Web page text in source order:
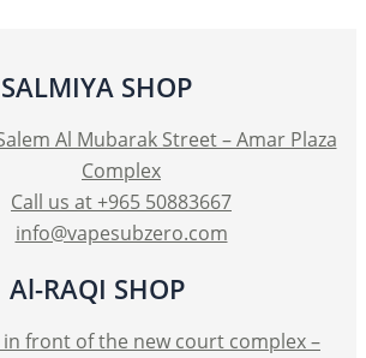
SALMIYA SHOP
Al Mubarak Street – Amar Plaza
Complex
Call us at +965 50883667
info@vapesubzero.com
Al-RAQI SHOP
in front of the new court complex –